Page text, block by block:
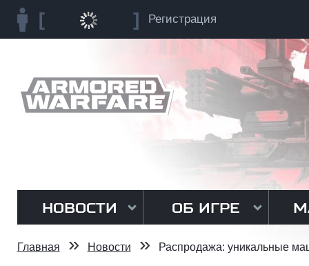
Регистрация
НОВОСТИ ОБ ИГРЕ
Главная » Новости » Распродажа: уникальные